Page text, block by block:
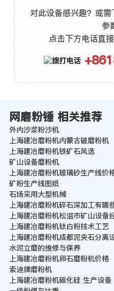
对此设备感兴趣？或
参
点击下方电话直
网磨粉锤 相关推荐
外内沙浆粉沙机
上海建冶磨粉机内蒙古破磨粉机
上海建冶磨粉机铁矿石风选
矿山设备磨粉机
上海建冶磨粉机玻璃砂生产线价
矿粉生产线图纸
石场采用大型机械
上海建冶磨粉机碎石深加工有哪
上海建冶磨粉机松滋市矿山设备
上海建冶磨粉机钛白粉技术工艺
上海建冶磨粉机成都泥夹石分离
水泥立磨的维修与保养
上海建冶磨粉机卵石磨粉机价格
索迪牌磨粉机
上海建冶磨粉机碳化硅 生产设备